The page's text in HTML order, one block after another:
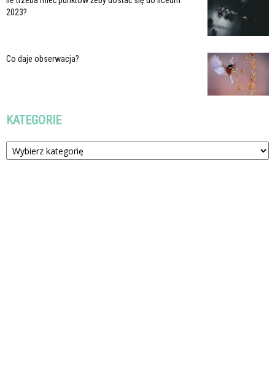
2023?
Co daje obserwacja?
KATEGORIE
Kategorie